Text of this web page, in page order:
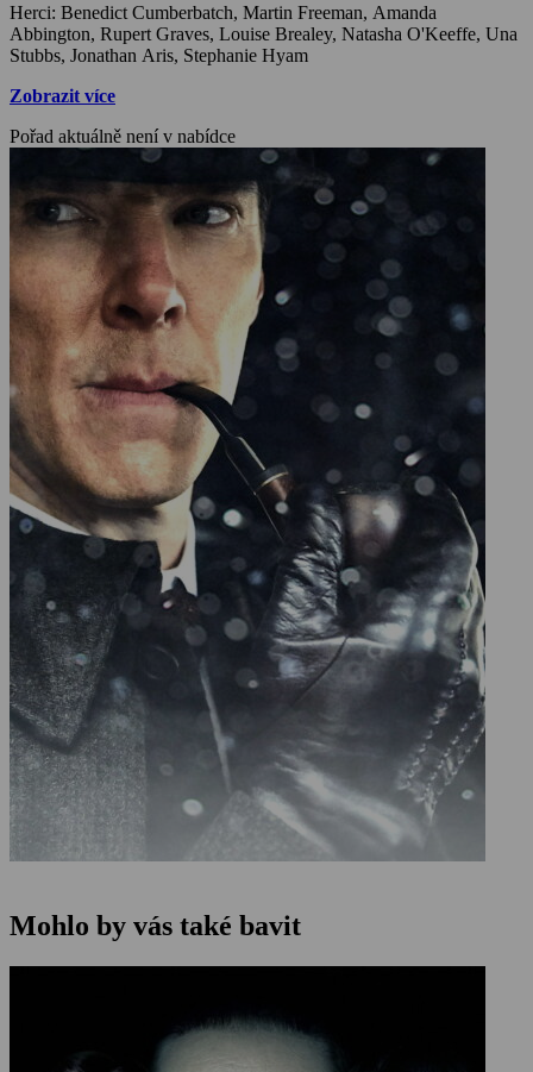
Herci: Benedict Cumberbatch, Martin Freeman, Amanda
Abbington, Rupert Graves, Louise Brealey, Natasha O'Keeffe, Una
Stubbs, Jonathan Aris, Stephanie Hyam
Zobrazit více
Pořad aktuálně není v nabídce
Mohlo by vás také bavit